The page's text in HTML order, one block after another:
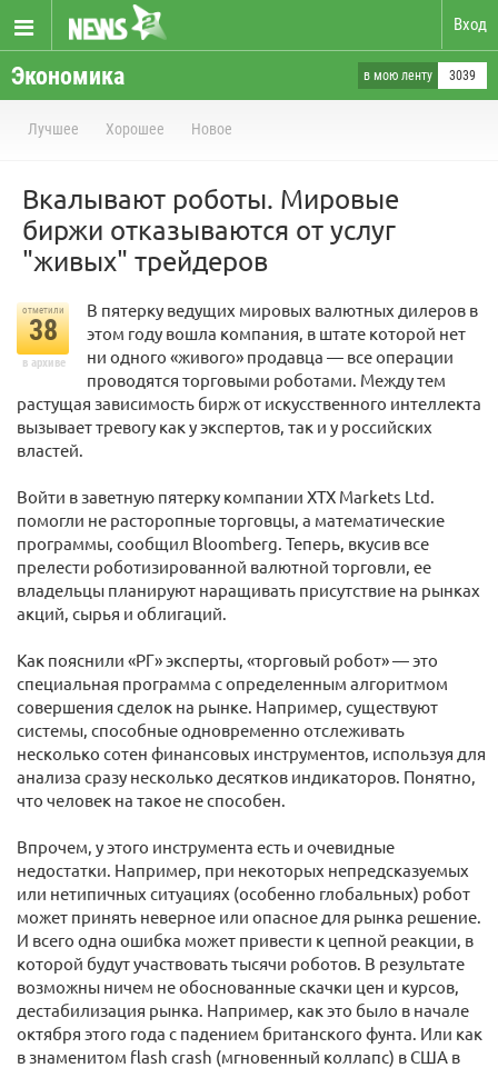
Вход
Экономика в мою ленту 3039
Лучшее Хорошее Новое
Вкалывают роботы. Мировые
биржи отказываются от услуг
"живых" трейдеров
отметили
38
в архиве
В пятерку ведущих мировых валютных дилеров в
этом году вошла компания, в штате которой нет
ни одного «живого» продавца — все операции
проводятся торговыми роботами. Между тем
растущая зависимость бирж от искусственного интеллекта
вызывает тревогу как у экспертов, так и у российских
властей.
Войти в заветную пятерку компании XTX Markets Ltd.
помогли не расторопные торговцы, а математические
программы, сообщил Bloomberg. Теперь, вкусив все
прелести роботизированной валютной торговли, ее
владельцы планируют наращивать присутствие на рынках
акций, сырья и облигаций.
Как пояснили «РГ» эксперты, «торговый робот» — это
специальная программа с определенным алгоритмом
совершения сделок на рынке. Например, существуют
системы, способные одновременно отслеживать
несколько сотен финансовых инструментов, используя для
анализа сразу несколько десятков индикаторов. Понятно,
что человек на такое не способен.
Впрочем, у этого инструмента есть и очевидные
недостатки. Например, при некоторых непредсказуемых
или нетипичных ситуациях (особенно глобальных) робот
может принять неверное или опасное для рынка решение.
И всего одна ошибка может привести к цепной реакции, в
которой будут участвовать тысячи роботов. В результате
возможны ничем не обоснованные скачки цен и курсов,
дестабилизация рынка. Например, как это было в начале
октября этого года с падением британского фунта. Или как
в знаменитом flash crash (мгновенный коллапс) в США в